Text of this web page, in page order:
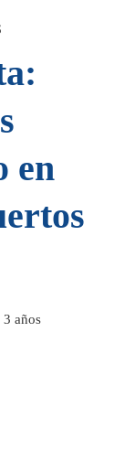
en
3 años